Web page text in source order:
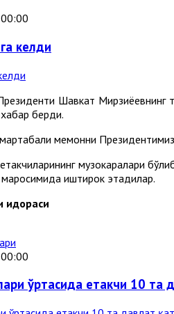
келди
Шавкат
берди.
меҳмонни
музокаралари
иштирок этадилар.
идораси
ўртасида етакчи 10 та